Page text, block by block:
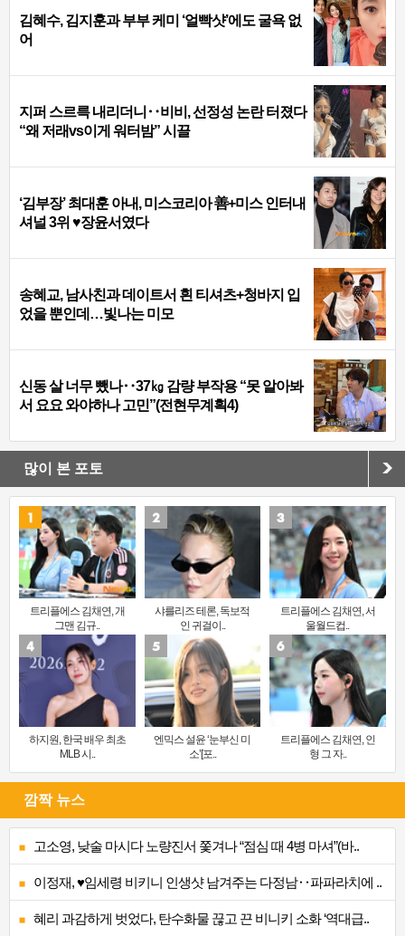
김혜수, 김지훈과 부부 케미 ‘얼빡샷’에도 굴욕 없
어
지퍼 스르륵 내리더니‥비비, 선정성 논란 터졌다
“왜 저래vs이게 워터밤” 시끌
‘김부장’ 최대훈 아내, 미스코리아 善+미스 인터내
셔널 3위 ♥장윤서였다
송혜교, 남사친과 데이트서 흰 티셔츠+청바지 입
었을 뿐인데…빛나는 미모
신동 살 너무 뺐나‥37㎏ 감량 부작용 “못 알아봐
서 요요 와야하나 고민”(전현무계획4)
많이 본 포토
트리플에스 김채연, 개
그맨 김규..
샤를리즈 테론, 독보적
인 귀걸이..
트리플에스 김채연, 서
울월드컵..
하지원, 한국 배우 최초
MLB 시..
엔믹스 설윤 ‘눈부신 미
소’[포..
트리플에스 김채연, 인
형 그 자..
깜짝 뉴스
고소영, 낮술 마시다 노량진서 쫓겨나 “점심 때 4병 마셔”(바..
이정재, ♥임세령 비키니 인생샷 남겨주는 다정남‥파파라치에 ..
혜리 과감하게 벗었다, 탄수화물 끊고 끈 비니키 소화 ‘역대급..